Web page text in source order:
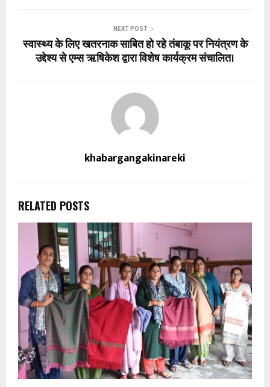
NEXT POST
स्वास्थ्य के लिए खतरनाक साबित हो रहे तंबाकू पर नियंत्रण के
उद्देश्य से एम्स ऋषिकेश द्वारा विशेष कार्यक्रम संचालित।
khabargangakinareki
RELATED POSTS